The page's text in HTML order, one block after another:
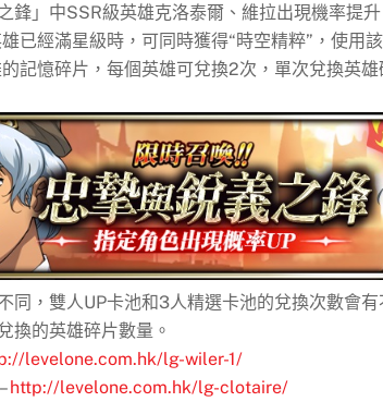
鋒」中SSR級英雄克洛泰爾、維拉出現機率提升
已經滿星級時，可同時獲得“時空精粹”，使用
記憶碎片，每個英雄可兌換2次，單次兌換英
同，雙人UP卡池和3人精選卡池的兌換次數會
換的英雄碎片數量。
levelone.com.hk/lg-wiler-1/
http://levelone.com.hk/lg-clotaire/